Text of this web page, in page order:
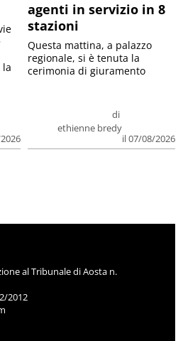
la
agenti in servizio in 8
stazioni
di
ethienne bredy
il 07/08/2026
Questa mattina, a palazzo
regionale, si è tenuta la
cerimonia di giuramento
al Tribunale di Aosta n.
2012